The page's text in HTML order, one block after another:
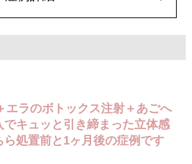
リュームを加えることで、輪郭にメリハリを
れ、赤み、内出血、痛み、突っ張り感などが
常は数日〜1週間程度で徐々に軽快します。ま
菌感染、血管閉塞、しこり（硬化）や小さな
す。施術後1〜2週間程度は、注入部位を強く
ることはお控えください。
エラのボトックス注射＋あごへ
キュッと引き締まった立体感
処置前と1ヶ月後の症例です